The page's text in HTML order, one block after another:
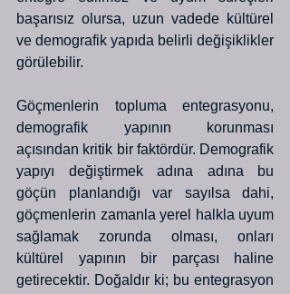
başarısız olursa, uzun vadede kültürel
ve demografik yapıda belirli değişiklikler
görülebilir.
Göçmenlerin topluma entegrasyonu,
demografik yapının korunması
açısından kritik bir faktördür. Demografik
yapıyı değiştirmek adına adına bu
göçün planlandığı var sayılsa dahi,
göçmenlerin zamanla yerel halkla uyum
sağlamak zorunda olması, onları
kültürel yapının bir parçası haline
getirecektir. Doğaldır ki; bu entegrasyon